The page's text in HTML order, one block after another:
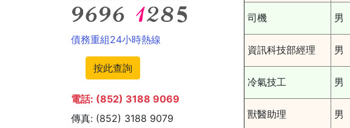
債務重組24小時熱線
按此查詢
電話: (852) 3188 9069
傳真: (852) 3188 9079
司機 男
資訊科技部經理 男
冷氣技工 男
獸醫助理 男